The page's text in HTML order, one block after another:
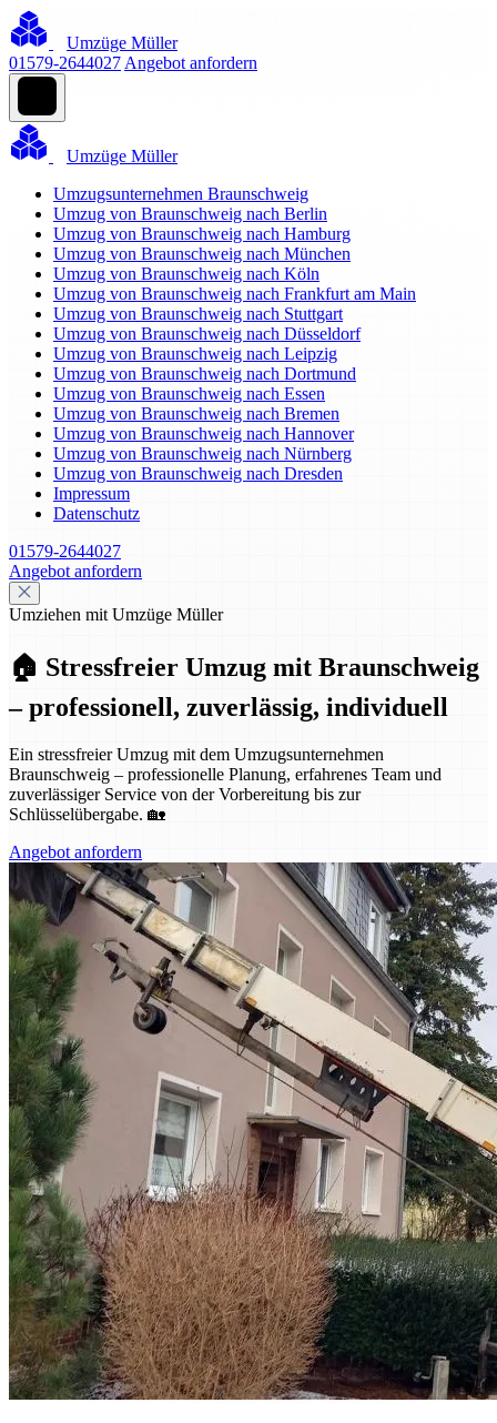
Umzüge Müller
01579-2644027 Angebot anfordern
Umzüge Müller
Umzugsunternehmen Braunschweig
Umzug von Braunschweig nach Berlin
Umzug von Braunschweig nach Hamburg
Umzug von Braunschweig nach München
Umzug von Braunschweig nach Köln
Umzug von Braunschweig nach Frankfurt am Main
Umzug von Braunschweig nach Stuttgart
Umzug von Braunschweig nach Düsseldorf
Umzug von Braunschweig nach Leipzig
Umzug von Braunschweig nach Dortmund
Umzug von Braunschweig nach Essen
Umzug von Braunschweig nach Bremen
Umzug von Braunschweig nach Hannover
Umzug von Braunschweig nach Nürnberg
Umzug von Braunschweig nach Dresden
Impressum
Datenschutz
01579-2644027
Angebot anfordern
Umziehen mit Umzüge Müller
🏠 Stressfreier Umzug mit Braunschweig
– professionell, zuverlässig, individuell
Ein stressfreier Umzug mit dem Umzugsunternehmen
Braunschweig – professionelle Planung, erfahrenes Team und
zuverlässiger Service von der Vorbereitung bis zur
Schlüsselübergabe. 🏡
Angebot anfordern